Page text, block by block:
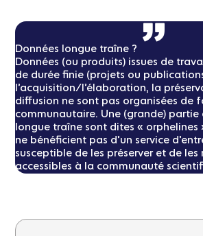
Données longue traîne ?
Données (ou produits) issues de
de durée finie (projets ou
l’acquisition/l’élaboration, la
diffusion ne sont pas organisées de
communautaire. Une (grande) partie
longue traîne sont dites « orphelines
ne bénéficient pas d’un service
susceptible de les préserver et de les
accessibles à la communauté